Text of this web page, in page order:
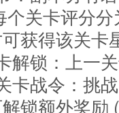
个关卡评分
获得该关卡
解锁：上一
卡战令：挑
锁额外奖